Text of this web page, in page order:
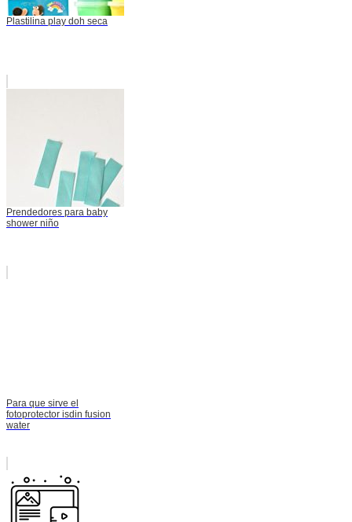
Plastilina play doh seca
Prendedores para baby
shower niño
Para que sirve el
fotoprotector isdin fusion
water